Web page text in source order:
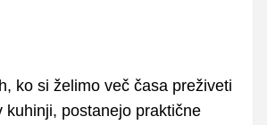
ko si želimo več časa preživeti
kuhinji, postanejo praktične